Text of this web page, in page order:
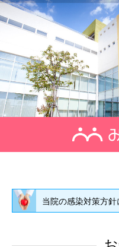
診療のご案内
当院の感染対策方針